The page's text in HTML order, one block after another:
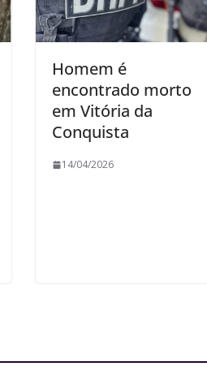
Homem é
encontrado morto
em Vitória da
Conquista
14/04/2026